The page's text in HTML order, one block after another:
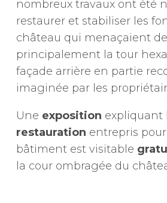
nombreux travaux ont été
restaurer et stabiliser les
château qui menaçaient de
principalement la tour
façade arrière en partie
imaginée par les
Une exposition expliquant
restauration entrepris
bâtiment est visitable
la cour ombragée du